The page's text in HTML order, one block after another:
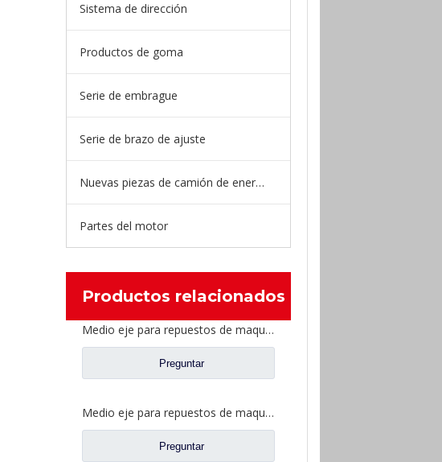
Sistema de dirección
Productos de goma
Serie de embrague
Serie de brazo de ajuste
Nuevas piezas de camión de energía
Partes del motor
Productos relacionados
Medio eje para repuestos de maquinaria de construcción L=1175mm
Preguntar
Medio eje para repuestos de maquinaria de construcción L=1050mm
Preguntar